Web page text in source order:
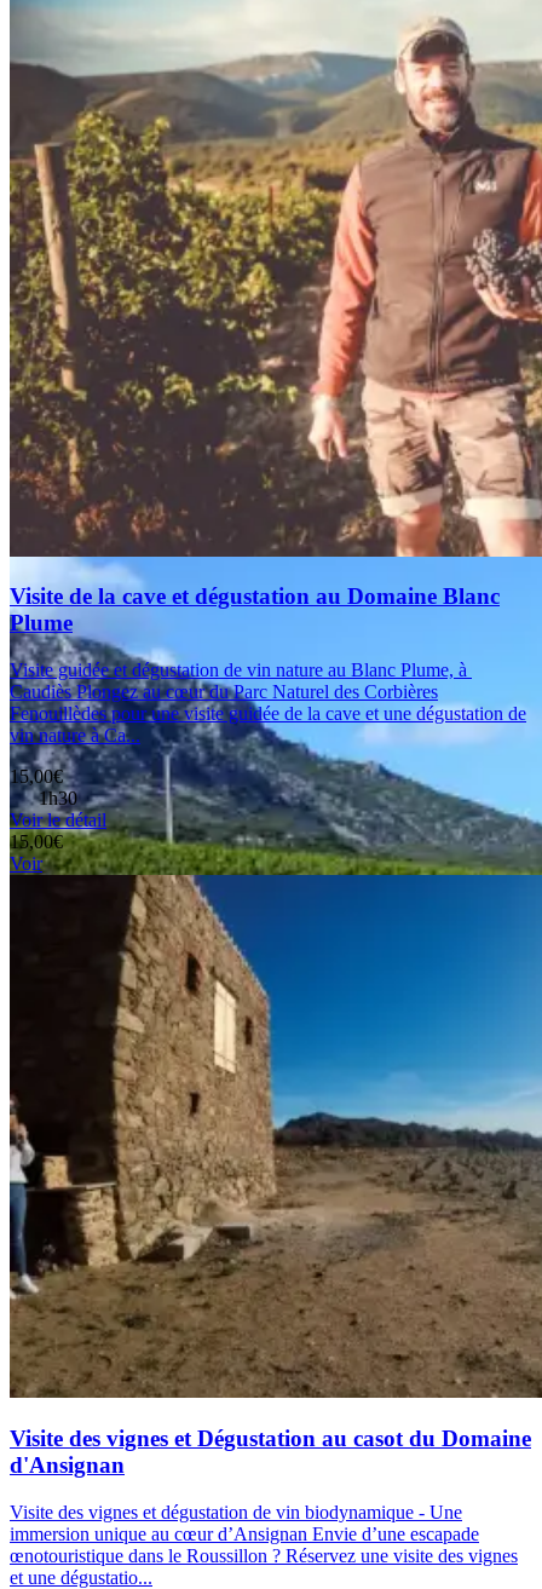
Visite de la cave et dégustation au Domaine Blanc
Plume
Visite guidée et dégustation de vin nature au Blanc Plume, à
Caudiès Plongez au cœur du Parc Naturel des Corbières
Fenouillèdes pour une visite guidée de la cave et une dégustation de
vin nature à Ca...
15,00€
1h30
Voir le détail
15,00€
Voir
Visite des vignes et Dégustation au casot du Domaine
d'Ansignan
Visite des vignes et dégustation de vin biodynamique - Une
immersion unique au cœur d’Ansignan Envie d’une escapade
œnotouristique dans le Roussillon ? Réservez une visite des vignes
et une dégustatio...